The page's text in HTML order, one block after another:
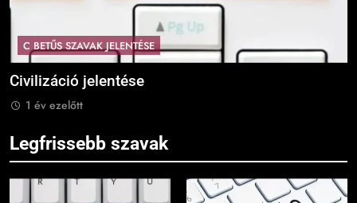
C BETŰS SZAVAK JELENTÉSE
Civilizáció jelentése
1 év ezelőtt
Legfrissebb szavak